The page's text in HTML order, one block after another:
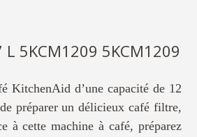
L 5KCM1209 5KCM1209
KitchenAid d’une capacité de 12
préparer un délicieux café filtre,
à cette machine à café, préparez